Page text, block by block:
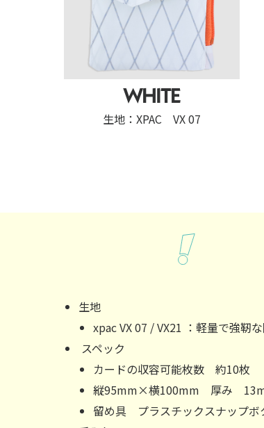
WHITE
生地：XPAC VX 07
生地
xpac VX 07 /VX21 ：軽量で強靭
スペック
カードの収容可能枚数 約10枚
縦95mm×横100mm 厚み
留め具 プラスチックスナップボ